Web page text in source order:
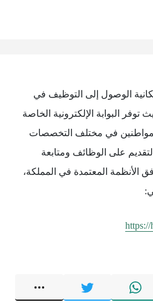
الوصول إلى التوظيف في
البوابة الإلكترونية الخاصة
في مختلف التخصصات
التقديم على الوظائف ومتابعة
الأنظمة المعتمدة في المملكة،
https://